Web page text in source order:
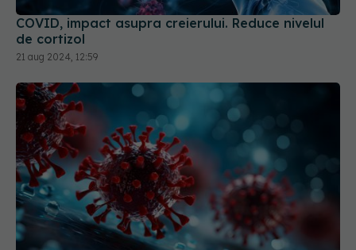
21 aug 2024, 12:59
Suprafețele din lemn reduc transmiterea COVID.
Au proprietăți antivirale naturale